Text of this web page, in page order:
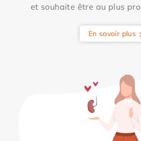
et souhaite être au plus
En savoir plus